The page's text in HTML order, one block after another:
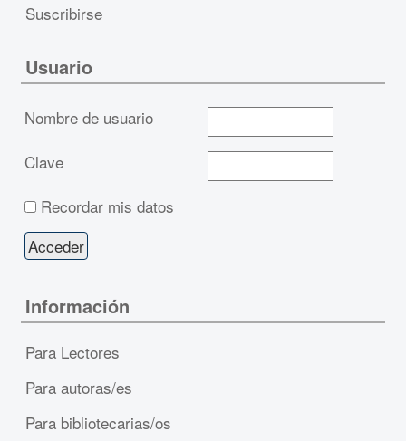
Suscribirse
Usuario
Nombre de usuario
Clave
Recordar mis datos
Información
Para Lectores
Para autoras/es
Para bibliotecarias/os